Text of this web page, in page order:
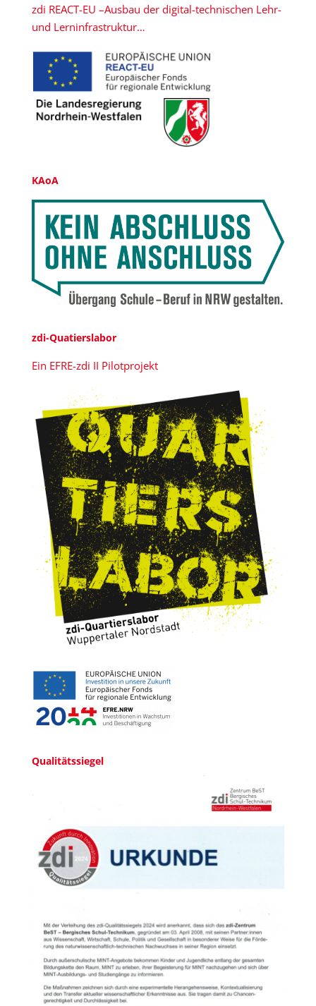
zdi REACT-EU –Ausbau der digital-technischen Lehr-
und Lerninfrastruktur…
KAoA
zdi-Quatierslabor
Ein EFRE-zdi II Pilotprojekt
Qualitätssiegel